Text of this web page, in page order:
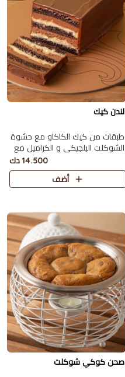
لندن كيك
طبقات من كيك الكاكاو مع حشوة
الشوكلت البلجيكي و الكراميل مع
صوص الكاكاو تكفي 10 اشخاص
تقريبا
14.500 دك
أضف
صحن كوكي شوكلت